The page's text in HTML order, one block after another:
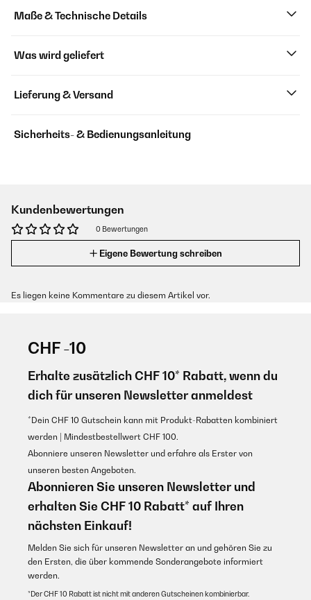
Maße & Technische Details
Was wird geliefert
Lieferung & Versand
Sicherheits- & Bedienungsanleitung
Kundenbewertungen
0 Bewertungen
Eigene Bewertung schreiben
Es liegen keine Kommentare zu diesem Artikel vor.
CHF -10
Erhalte zusätzlich CHF 10* Rabatt, wenn du
dich für unseren Newsletter anmeldest
*Dein CHF 10 Gutschein kann mit Produkt-Rabatten kombiniert
werden | Mindestbestellwert CHF 100.
Abonniere unseren Newsletter und erfahre als Erster von
unseren besten Angeboten.
Abonnieren Sie unseren Newsletter und
erhalten Sie CHF 10 Rabatt* auf Ihren
nächsten Einkauf!
Melden Sie sich für unseren Newsletter an und gehören Sie zu
den Ersten, die über kommende Sonderangebote informiert
werden.
*Der CHF 10 Rabatt ist nicht mit anderen Gutscheinen kombinierbar.